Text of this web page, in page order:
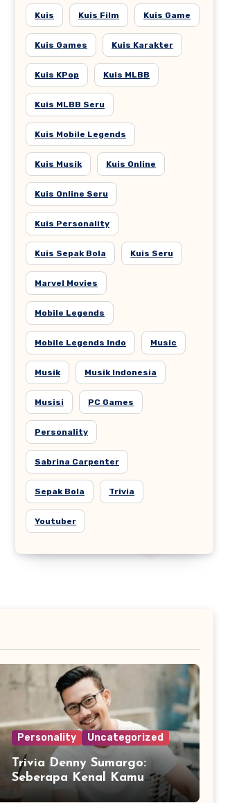
Kuis Kuis Film Kuis Game
Kuis Games Kuis Karakter
Kuis KPop Kuis MLBB
Kuis MLBB Seru
Kuis Mobile Legends
Kuis Musik Kuis Online
Kuis Online Seru
Kuis Personality
Kuis Sepak Bola Kuis Seru
Marvel Movies
Mobile Legends
Mobile Legends Indo Music
Musik Musik Indonesia
Musisi PC Games
Personality
Sabrina Carpenter
Sepak Bola Trivia
Youtuber
Personality Uncategorized
Trivia Denny Sumargo:
Seberapa Kenal Kamu
dengan Sosok Densu?